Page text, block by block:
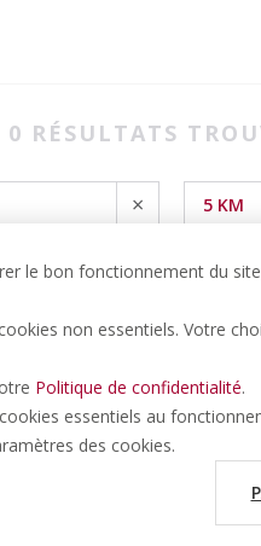
le bon fonctionnement du
non essentiels. Votre
Politique de confidentialité.
essentiels au
des cookies.
0 RÉSULTATS
× 5 KM